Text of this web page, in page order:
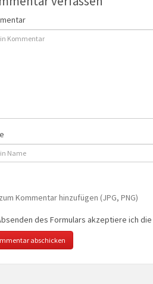
Kommentar hinzufügen (JPG, PNG)
des Formulars akzeptiere ich die